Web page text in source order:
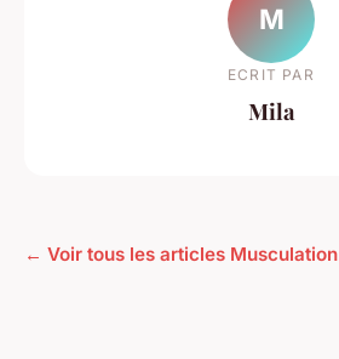
M
ECRIT PAR
Mila
← Voir tous les articles Musculation